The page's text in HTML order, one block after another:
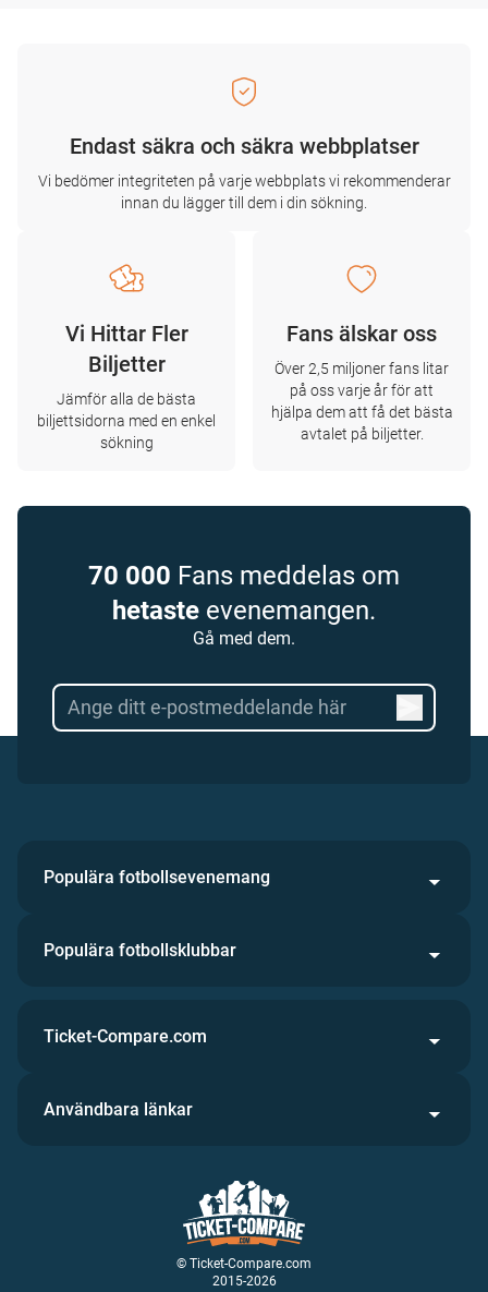
Endast säkra och säkra webbplatser
Vi bedömer integriteten på varje webbplats vi rekommenderar
innan du lägger till dem i din sökning.
Vi Hittar Fler
Biljetter
Jämför alla de bästa
biljettsidorna med en enkel
sökning
Fans älskar oss
Över 2,5 miljoner fans litar
på oss varje år för att
hjälpa dem att få det bästa
avtalet på biljetter.
70 000 Fans meddelas om
hetaste evenemangen.
Gå med dem.
Populära fotbollsevenemang
Populära fotbollsklubbar
© Ticket-Compare.com
2015-2026
Ticket-Compare.com
Användbara länkar